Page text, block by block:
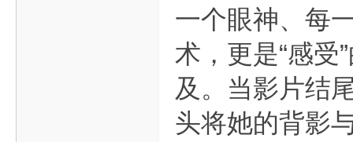
一个眼神、每
术，更是“感受
及。当影片结
头将她的背影